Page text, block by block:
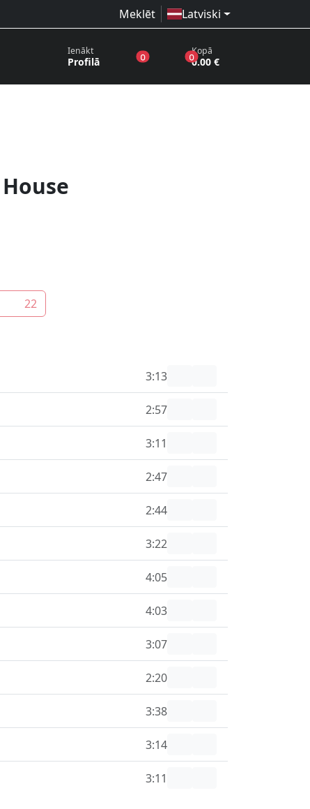
Meklēt Latviski
Ienākt
Profilā 0produkti vēlmju sarakstā
0produkti grozā
Kopā
0.00 €
22
3:13
2:57
3:11
2:47
2:44
3:22
4:05
4:03
3:07
2:20
3:38
3:14
3:11